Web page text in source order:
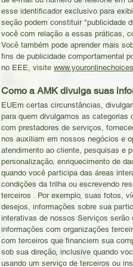
esse identificador exclusivo para
seção podem constituir "publicidade
você com relação a essas práticas,
Você também pode aprender mais
fins de publicidade comportamental
no EEE, visite
Como a AMK divulga suas
EUEm certas circunstâncias,
para quem divulgamos as
com prestadores de serviços,
nos auxiliam em nossos negócios e
atendimento ao cliente, pesquisas e
personalização, enriquecimento de
quando você participa das áreas
condições da trilha ou escrevendo
terceiros . Por exemplo, suas fotos,
desejos, informações sobre sua
interativas de nossos Serviços
informações com organizações
com terceiros que financiem sua
sob sua direção, inclusive quando
usando um serviço de terceiros ou